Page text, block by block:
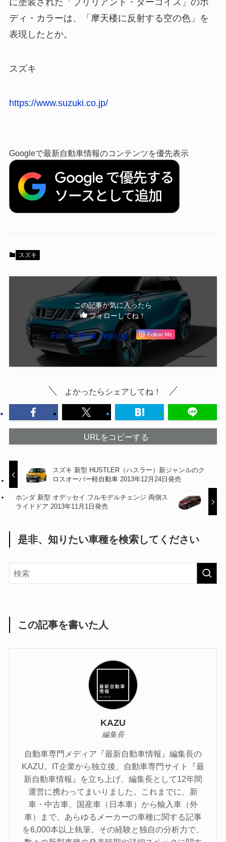
に塗装された「ブリリアント・ターコイス」のボ
ディ・カラーは、「摩天楼に反射する空の色」を
表現したとか。
スズキ
https://www.suzuki.co.jp/
Googleで最新自動車情報のコンテンツを優先表示
スズキ
この記事が気に入ったら
フォローしてね！
Follow @car_repo_jp Follow Me
よかったらシェアしてね！
URLをコピーする
スズキ 新型 HUSTLER（ハスラー）新ジャンルのク
ロスオーバー軽自動車 2013年12月24日発売
ホンダ 新型 オデッセイ フルモデルチェンジ 両側ス
ライドドア 2013年11月1日発売
是非、知りたい車種を検索してください
この記事を書いた人
KAZU
編集長
自動車専門メディア『最新自動車情報』編集長の
KAZU。IT企業から独立後、自動車専門サイト『最
新自動車情報』を立ち上げ、編集長として12年間
運営に携わってまいりました。これまでに、新
車・中古車、国産車（日本車）から輸入車（外
車）まで、あらゆるメーカーの車種に関する記事
を6,000本以上執筆。その経験と独自の分析力で、